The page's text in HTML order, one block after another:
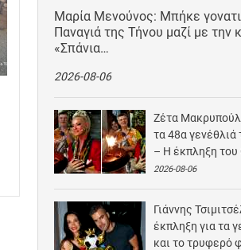
Μαρία Μενούνος: Μπήκε
Παναγιά της Τήνου μαζί με την
«Σπάνια…
2026-08-06
Ζέτα
τα 48α γενέθλιά
– Η έκπληξη του
2026-08-06
Γιάννης
έκπληξη για τα
και το τρυφερό